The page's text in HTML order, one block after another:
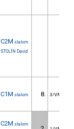
C2M slalom
STOLÍN David
C1M slalom 8. 3/VM
C2M slalom